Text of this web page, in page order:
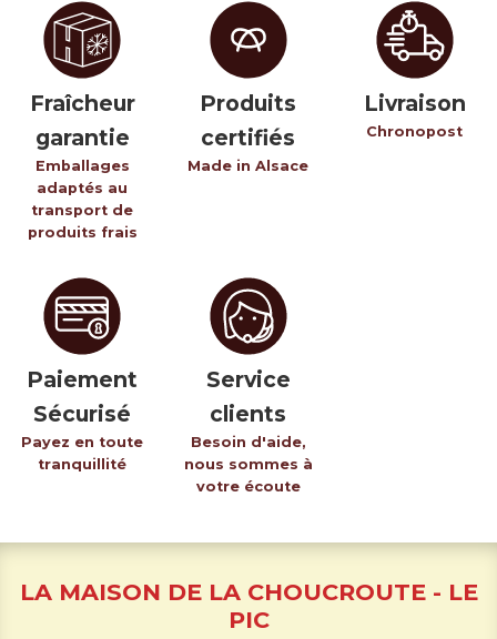
Fraîcheur
garantie
Emballages
adaptés au
transport de
produits frais
Produits
certifiés
Made in Alsace
Livraison
Chronopost
Paiement
Sécurisé
Payez en toute
tranquillité
Service
clients
Besoin d'aide,
nous sommes à
votre écoute
LA MAISON DE LA CHOUCROUTE - LE
PIC